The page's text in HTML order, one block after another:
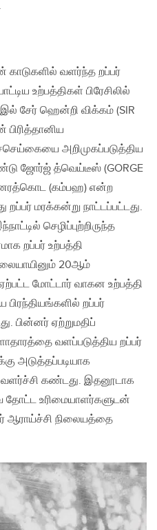
வளர்ந்த றப்பர்
உற்பத்திகள் பிரேசிலில்
சேர் ஹென்றி விக்கம் (SIR
பிரித்தானிய
அறிமுகப்படுத்திய
ஜோர்ஜ் த்வெய்டீஸ் (GORGE
(கம்பஹ) என்ற
றப்பர் மரக்கன்று நாட்டப்பட்டது.
செழிப்புற்றிருந்த
றப்பர் உற்பத்தி
20ஆம்
மோட்டார் வாகன உற்பத்தி
றப்பர்
பின்னர் ஏற்றுமதிப்
வளப்படுத்திய றப்பர்
அடுத்தப்படியாக
வளர்ச்சி கண்டது. இதனூடாக
உரிமையாளர்களுடன்
ஆராய்ச்சி நிலையத்தை